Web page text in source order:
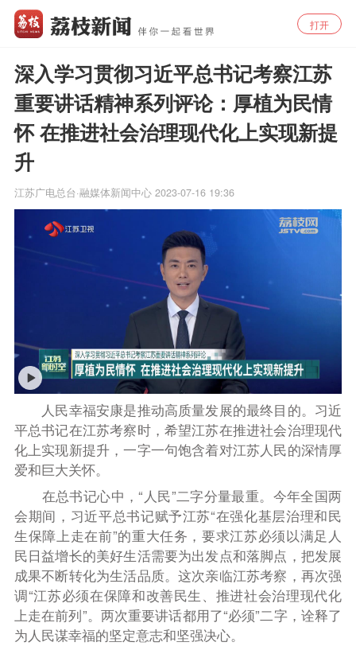
打开
深入学习贯彻习近平总书记考察江苏
重要讲话精神系列评论：厚植为民情
怀 在推进社会治理现代化上实现新提
升
江苏广电总台·融媒体新闻中心 2023-07-16 19:36
人民幸福安康是推动高质量发展的最终目的。习近
平总书记在江苏考察时，希望江苏在推进社会治理现代
化上实现新提升，一字一句饱含着对江苏人民的深情厚
爱和巨大关怀。
在总书记心中，“人民”二字分量最重。今年全国两
会期间，习近平总书记赋予江苏“在强化基层治理和民
生保障上走在前”的重大任务，要求江苏必须以满足人
民日益增长的美好生活需要为出发点和落脚点，把发展
成果不断转化为生活品质。这次亲临江苏考察，再次强
调“江苏必须在保障和改善民生、推进社会治理现代化
上走在前列”。两次重要讲话都用了“必须”二字，诠释了
为人民谋幸福的坚定意志和坚强决心。